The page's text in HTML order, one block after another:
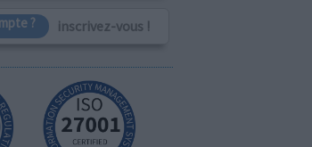
? inscrivez-vous !